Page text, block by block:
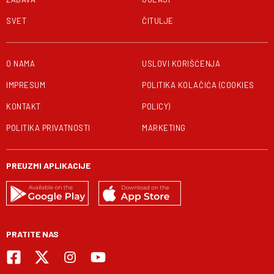
SVET ČITULJE
O NAMA
IMPRESUM
KONTAKT
POLITIKA PRIVATNOSTI
USLOVI KORIŠĆENJA
POLITIKA KOLAČIĆA (COOKIES
POLICY)
MARKETING
PREUZMI APLIKACIJE
PRATITE NAS